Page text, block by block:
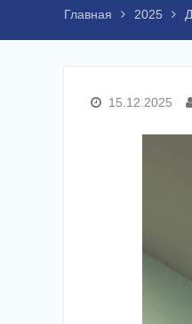
Главная 2025
15.12.2025